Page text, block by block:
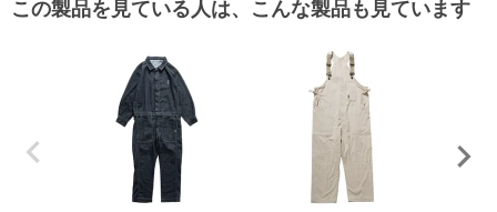
この製品を見ている人は、こんな製品も見ています